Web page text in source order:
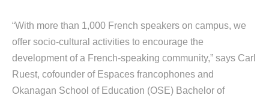
“With more than 1,000 French speakers on campus, we
offer socio-cultural activities to encourage the
development of a French-speaking community,” says Carl
Ruest, cofounder of Espaces francophones and
Okanagan School of Education (OSE) Bachelor of